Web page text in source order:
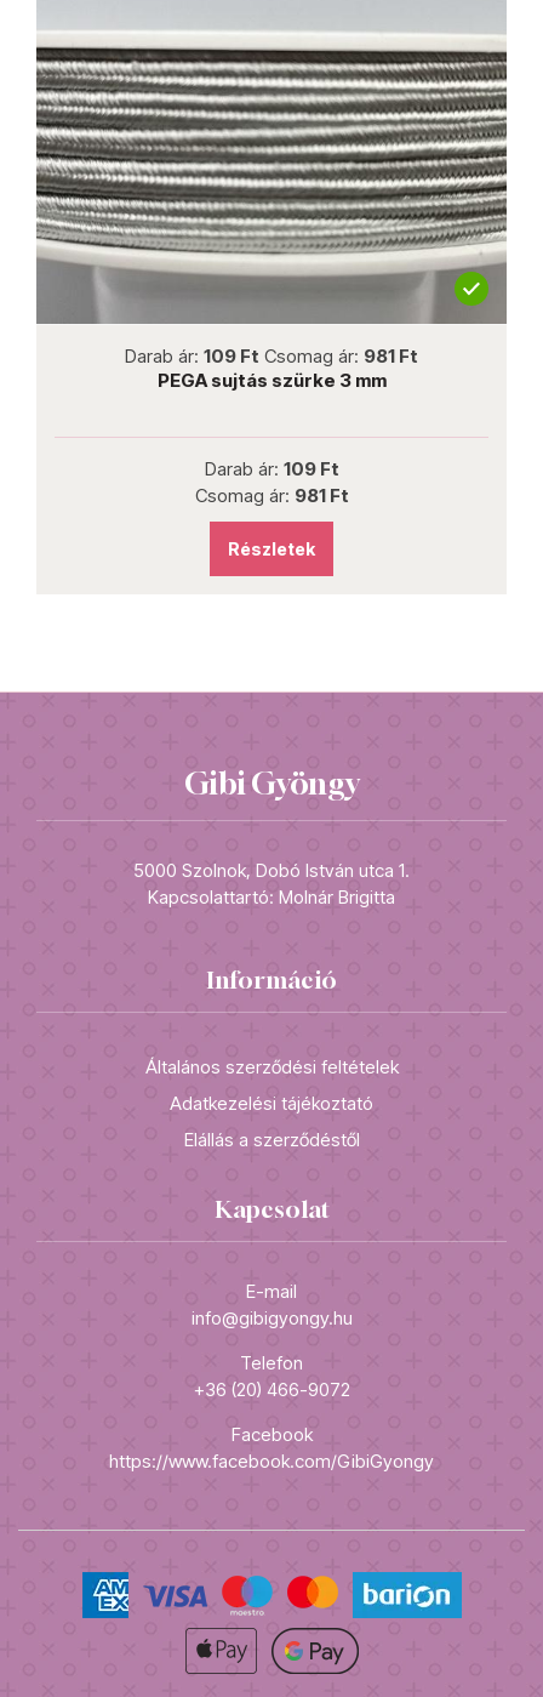
Darab ár: 109 Ft Csomag ár: 981 Ft
PEGA sujtás szürke 3 mm
Darab ár: 109 Ft
Csomag ár: 981 Ft
Részletek
Gibi Gyöngy
5000 Szolnok, Dobó István utca 1.
Kapcsolattartó: Molnár Brigitta
Információ
Általános szerződési feltételek
Adatkezelési tájékoztató
Elállás a szerződéstől
Kapcsolat
E-mail
info@gibigyongy.hu
Telefon
+36 (20) 466-9072
Facebook
https://www.facebook.com/GibiGyongy